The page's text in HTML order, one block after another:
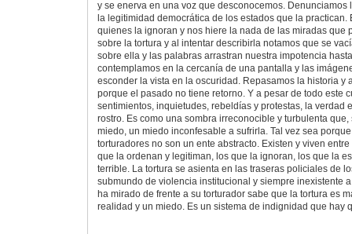
y se enerva en una voz que desconocemos. Denunciamos
la legitimidad democrática de los estados que la
quienes la ignoran y nos hiere la nada de las miradas que
sobre la tortura y al intentar describirla notamos que se
sobre ella y las palabras arrastran nuestra impotencia
contemplamos en la cercanía de una pantalla y las
esconder la vista en la oscuridad. Repasamos la historia y
porque el pasado no tiene retorno. Y a pesar de todo este
sentimientos, inquietudes, rebeldías y protestas, la verdad
rostro. Es como una sombra irreconocible y turbulenta
miedo, un miedo inconfesable a sufrirla. Tal vez sea
torturadores no son un ente abstracto. Existen y viven
que la ordenan y legitiman, los que la ignoran, los que la
terrible. La tortura se asienta en las traseras policiales de
submundo de violencia institucional y siempre inexistente
ha mirado de frente a su torturador sabe que la tortura es
realidad y un miedo. Es un sistema de indignidad que hay